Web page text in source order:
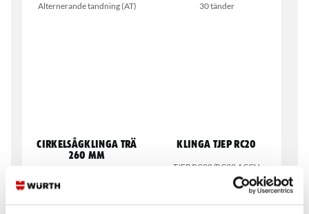
Alternerande tandning (AT) 30 tänder
Cirkelsågklinga trä
260 mm
Klinga TJEP RC20
TJEP RC20/RC20 ACCU